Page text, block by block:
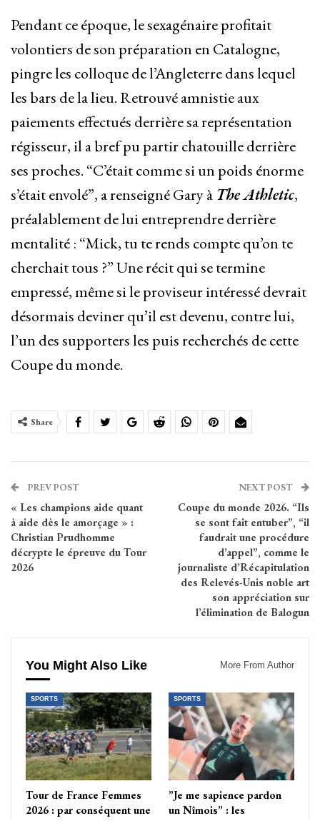
Pendant ce époque, le sexagénaire profitait
volontiers de son préparation en Catalogne,
pingre les colloque de l’Angleterre dans lequel
les bars de la lieu. Retrouvé amnistie aux
paiements effectués derrière sa représentation
régisseur, il a bref pu partir chatouille derrière
ses proches. “C’était comme si un poids énorme
s’était envolé”, a renseigné Gary à The Athletic,
préalablement de lui entreprendre derrière
mentalité : “Mick, tu te rends compte qu’on te
cherchait tous ?” Une récit qui se termine
empressé, même si le proviseur intéressé devrait
désormais deviner qu’il est devenu, contre lui,
l’un des supporters les puis recherchés de cette
Coupe du monde.
Share
PREV POST
« Les champions aide quant
à aide dès le amorçage » :
Christian Prudhomme
décrypte le épreuve du Tour
2026
NEXT POST
Coupe du monde 2026. “Ils
se sont fait entuber”, “il
faudrait une procédure
d’appel”, comme le
journaliste d’Récapitulation
des Relevés-Unis noble art
son appréciation sur
l’élimination de Balogun
You Might Also Like More From Author
SPORTS
Tour de France Femmes
2026 : par conséquent une
SPORTS
”Je me sapience pardon
un Nîmois” : les